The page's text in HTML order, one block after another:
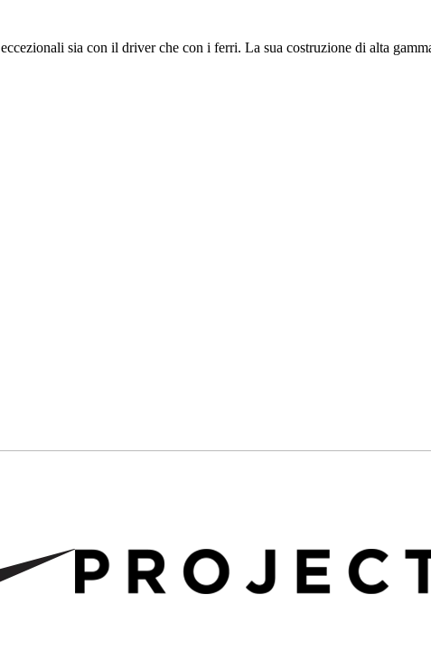
sia con il driver che con i ferri. La sua costruzione di alta